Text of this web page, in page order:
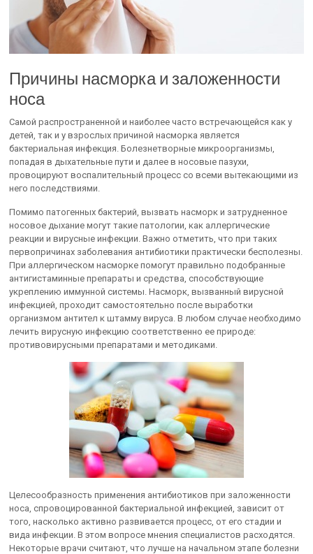
Причины насморка и заложенности
носа
Самой распространенной и наиболее часто встречающейся как у
детей, так и у взрослых причиной насморка является
бактериальная инфекция. Болезнетворные микроорганизмы,
попадая в дыхательные пути и далее в носовые пазухи,
провоцируют воспалительный процесс со всеми вытекающими из
него последствиями.
Помимо патогенных бактерий, вызвать насморк и затрудненное
носовое дыхание могут такие патологии, как аллергические
реакции и вирусные инфекции. Важно отметить, что при таких
первопричинах заболевания антибиотики практически бесполезны.
При аллергическом насморке помогут правильно подобранные
антигистаминные препараты и средства, способствующие
укреплению иммунной системы. Насморк, вызванный вирусной
инфекцией, проходит самостоятельно после выработки
организмом антител к штамму вируса. В любом случае необходимо
лечить вирусную инфекцию соответственно ее природе:
противовирусными препаратами и методиками.
Целесообразность применения антибиотиков при заложенности
носа, спровоцированной бактериальной инфекцией, зависит от
того, насколько активно развивается процесс, от его стадии и
вида инфекции. В этом вопросе мнения специалистов расходятся.
Некоторые врачи считают, что лучше на начальном этапе болезни